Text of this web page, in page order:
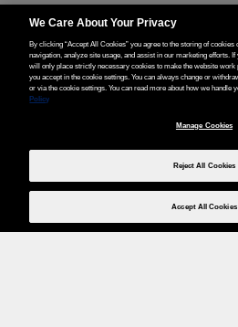
We Care About Your Privacy
By clicking “Accept All Cookies” you agree to the storing of cookies
navigation, analyze site usage, and assist in our marketing efforts.
will only place strictly necessary cookies to make the website work
you accept in the cookie settings. You can always change or
or via the cookie settings. You can read more about how we handle
Policy
Manage Cookies
Reject All Cookies
Accept All Cookies